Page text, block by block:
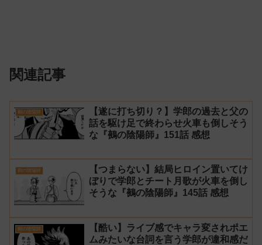
関連記事
鵺の陰陽師
【遂に打ち切り？】学郎の過去と父の
話を駆け足で終わらせ火車も倒しそう
な『鵺の陰陽師』151話 感想
鵺の陰陽師
【つまらない】結局ヒロイン置いてけ
ぼりで学郎とチート月歌が火車を倒し
そうな『鵺の陰陽師』145話 感想
鵺の陰陽師
【酷い】ライブ感でキャラ変されポエ
ムみたいな台詞を言う学郎が違和感だ